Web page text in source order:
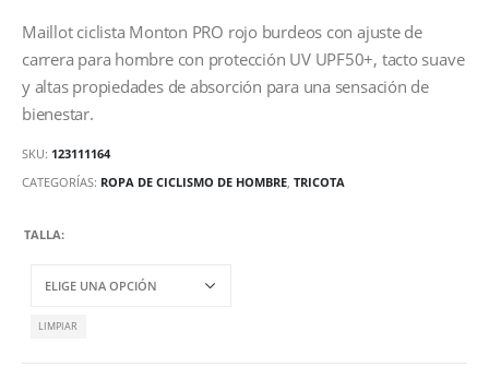
Maillot ciclista Monton PRO rojo burdeos con ajuste de
carrera para hombre con protección UV UPF50+, tacto suave
y altas propiedades de absorción para una sensación de
bienestar.
SKU: 123111164
CATEGORÍAS: ROPA DE CICLISMO DE HOMBRE, TRICOTA
TALLA
LIMPIAR